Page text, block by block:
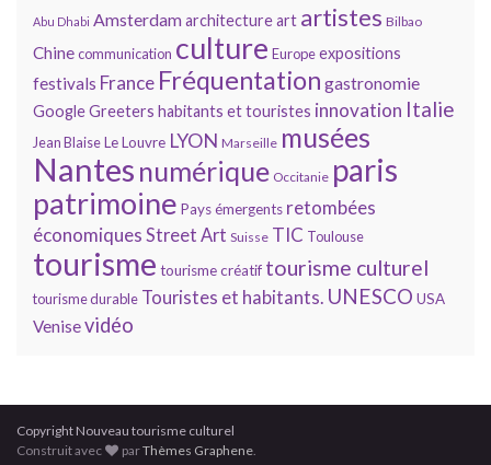
Abu Dhabi Amsterdamarchitectureart artistes Bilbao
Chinecommunication culture Europeexpositions
festivals France Fréquentation gastronomie
GoogleGreeters habitants et touristes innovation Italie
Jean BlaiseLe Louvre LYON Marseille musées
Nantes numérique Occitanie paris
patrimoine Pays émergents retombées
économiques Street Art Suisse TIC Toulouse
tourisme tourisme créatif tourisme culturel
tourisme durable Touristes et habitants. UNESCO USA
Venisevidéo
Copyright Nouveau tourisme culturel
Construit avec
parThèmes Graphene